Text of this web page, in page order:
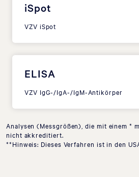
iSpot
VZV iSpot
ELISA
VZV IgG-/IgA-/IgM-Antikörper
Analysen (Messgrößen), die mit einem *
nicht akkreditiert.
**Hinweis: Dieses Verfahren ist in den